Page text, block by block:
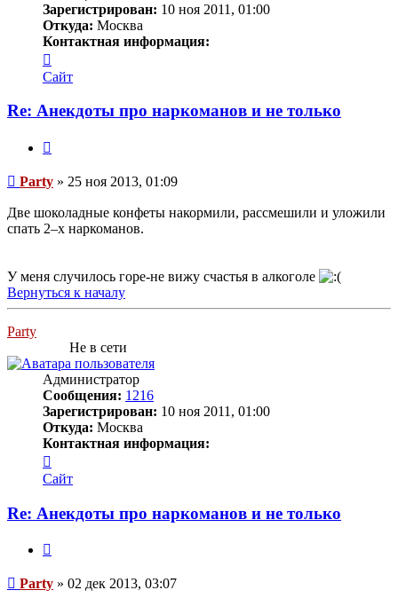
Зарегистрирован: 10 ноя 2011, 01:00
Откуда: Москва
Контактная информация:
информация
пользователя
Сайт
Re: Анекдоты про наркоманов и не только
Сообщение
Party » 25 ноя 2013, 01:09
Две шоколадные конфеты накормили, рассмешили и уложили
спать 2–х наркоманов.
У меня случилось горе-не вижу счастья в алкоголе
Вернуться к началу
Party
Не в сети
Администратор
Сообщения: 1216
Зарегистрирован: 10 ноя 2011, 01:00
Откуда: Москва
Контактная информация:
информация
пользователя
Сайт
Re: Анекдоты про наркоманов и не только
Сообщение
Party » 02 дек 2013, 03:07